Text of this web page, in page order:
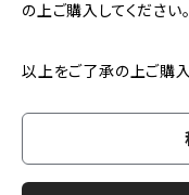
の上ご購入してください。
以上をご了承の上ご購